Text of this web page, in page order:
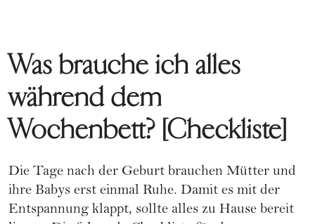
Was brauche ich alles
während dem
Wochenbett? [Checkliste]
Die Tage nach der Geburt brauchen Mütter und
ihre Babys erst einmal Ruhe. Damit es mit der
Entspannung klappt, sollte alles zu Hause bereit